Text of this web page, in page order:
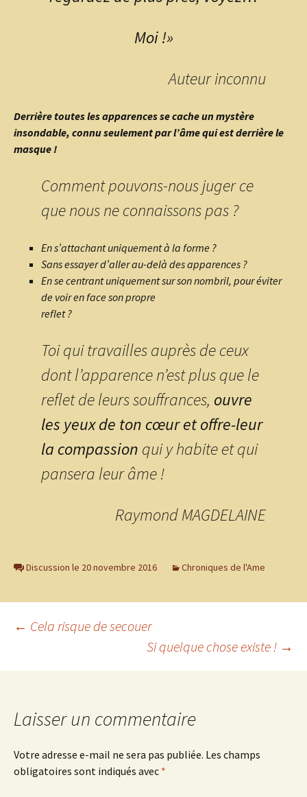
Moi !»
Auteur inconnu
Derrière toutes les apparences se cache un mystère
insondable, connu seulement par l’âme qui est derrière le
masque !
Comment pouvons-nous juger ce
que nous ne connaissons pas ?
En s’attachant uniquement à la forme ?
Sans essayer d’aller au-delà des apparences ?
En se centrant uniquement sur son nombril, pour éviter
de voir en face son propre
reflet ?
Toi qui travailles auprès de ceux
dont l’apparence n’est plus que le
reflet de leurs souffrances, ouvre
les yeux de ton cœur et offre-leur
la compassion qui y habite et qui
pansera leur âme !
Raymond MAGDELAINE
Discussion le 20 novembre 2016 Chroniques de l'Ame
Navigation
des
articles
← Cela risque de secouer
Si quelque chose existe ! →
Laisser un commentaire
Votre adresse e-mail ne sera pas publiée. Les champs
obligatoires sont indiqués avec *